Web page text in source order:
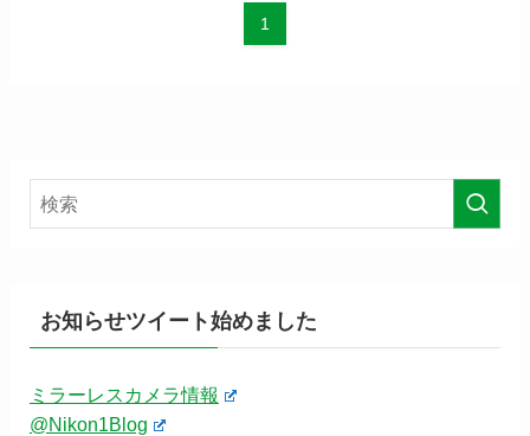
1
お知らせツイート始めました
ミラーレスカメラ情報
@Nikon1Blog